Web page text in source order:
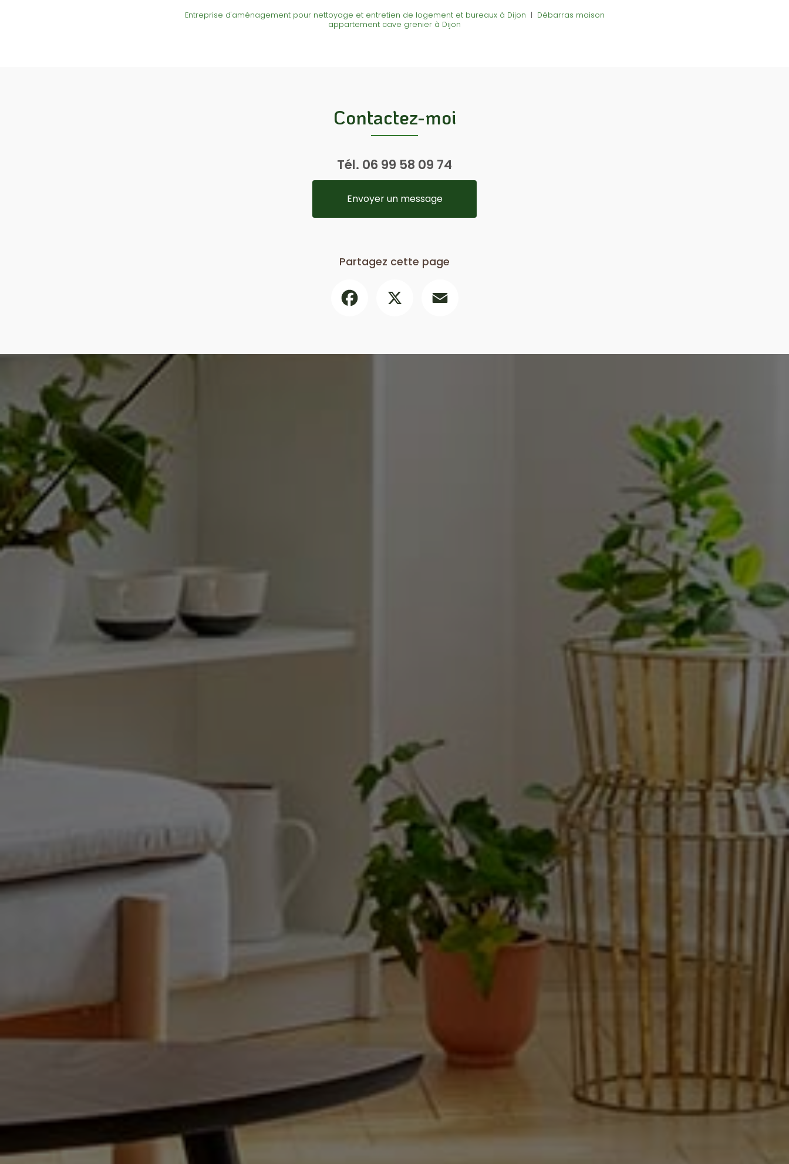
Entreprise d'aménagement pour nettoyage et entretien de logement et bureaux à Dijon | Débarras maison
appartement cave grenier à Dijon
Contactez-moi
Tél. 06 99 58 09 74
Envoyer un message
Partagez cette page